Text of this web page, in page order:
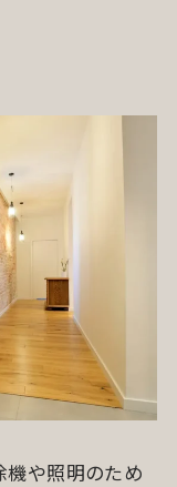
機や照明のため